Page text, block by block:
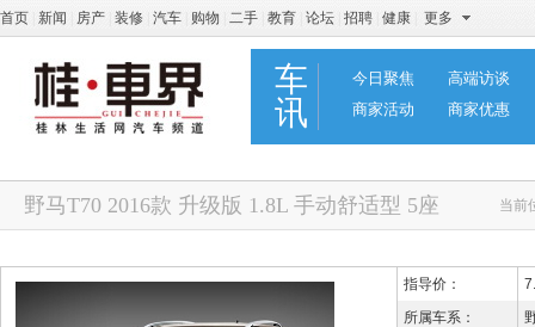
首页 新闻 房产 装修 汽车 购物 二手 教育 论坛 招聘 健康 更多
车
讯
今日聚焦
高端访谈
商家活动
商家优惠
野马T70 2016款 升级版 1.8L 手动舒适型 5座 当前
指导价：
所属车系：